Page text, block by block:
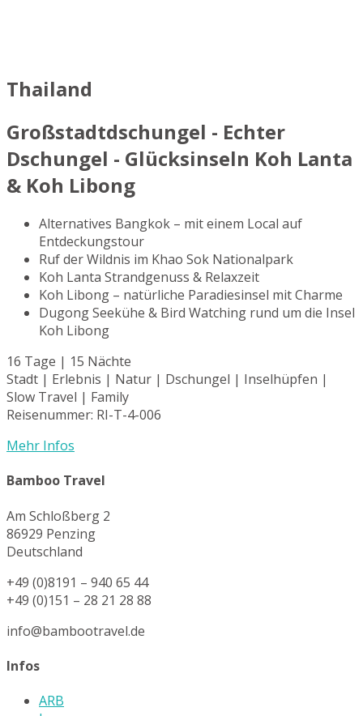
Thailand
Großstadtdschungel - Echter
Dschungel - Glücksinseln Koh Lanta
& Koh Libong
Alternatives Bangkok – mit einem Local auf
Entdeckungstour
Ruf der Wildnis im Khao Sok Nationalpark
Koh Lanta Strandgenuss & Relaxzeit
Koh Libong – natürliche Paradiesinsel mit Charme
Dugong Seekühe & Bird Watching rund um die Insel
Koh Libong
16 Tage | 15 Nächte
Stadt | Erlebnis | Natur | Dschungel | Inselhüpfen |
Slow Travel | Family
Reisenummer: RI-T-4-006
Mehr Infos
Bamboo Travel
Am Schloßberg 2
86929 Penzing
Deutschland
+49 (0)8191 – 940 65 44
+49 (0)151 – 28 21 28 88
info@bambootravel.de
Infos
ARB